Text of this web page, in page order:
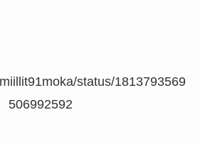
status/1813793569
506992592